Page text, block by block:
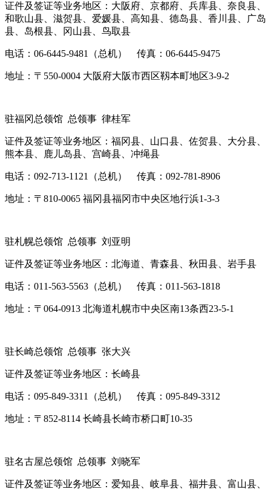
证件及签证等业务地区：大阪府、京都府、兵库县、奈良县、
和歌山县、滋贺县、爱媛县、高知县、德岛县、香川县、广岛
县、岛根县、冈山县、鸟取县
电话：06-6445-9481（总机） 传真：06-6445-9475
地址：〒550-0004 大阪府大阪市西区靱本町地区3-9-2
驻福冈总领馆 总领事 律桂军
证件及签证等业务地区：福冈县、山口县、佐贺县、大分县、
熊本县、鹿儿岛县、宫崎县、冲绳县
电话：092-713-1121（总机） 传真：092-781-8906
地址：〒810-0065 福冈县福冈市中央区地行浜1-3-3
驻札幌总领馆 总领事 刘亚明
证件及签证等业务地区：北海道、青森县、秋田县、岩手县
电话：011-563-5563（总机） 传真：011-563-1818
地址：〒064-0913 北海道札幌市中央区南13条西23-5-1
驻长崎总领馆 总领事 张大兴
证件及签证等业务地区：长崎县
电话：095-849-3311（总机） 传真：095-849-3312
地址：〒852-8114 长崎县长崎市桥口町10-35
驻名古屋总领馆 总领事 刘晓军
证件及签证等业务地区：爱知县、岐阜县、福井县、富山县、